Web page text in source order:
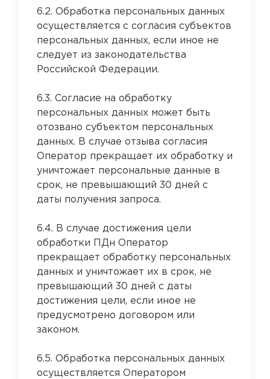
6.2. Обработка персональных данных
осуществляется с согласия субъектов
персональных данных, если иное не
следует из законодательства
Российской Федерации.
6.3. Согласие на обработку
персональных данных может быть
отозвано субъектом персональных
данных. В случае отзыва согласия
Оператор прекращает их обработку и
уничтожает персональные данные в
срок, не превышающий 30 дней с
даты получения запроса.
6.4. В случае достижения цели
обработки ПДн Оператор
прекращает обработку персональных
данных и уничтожает их в срок, не
превышающий 30 дней с даты
достижения цели, если иное не
предусмотрено договором или
законом.
6.5. Обработка персональных данных
осуществляется Оператором